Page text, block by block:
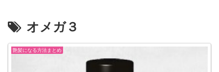
オメガ３
艶髪になる方法まとめ